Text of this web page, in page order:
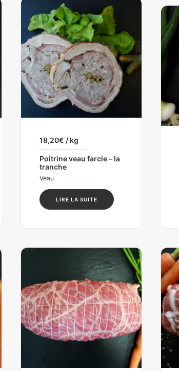
18,20€ / kg
Poitrine veau farcie – la
tranche
Veau
LIRE LA SUITE